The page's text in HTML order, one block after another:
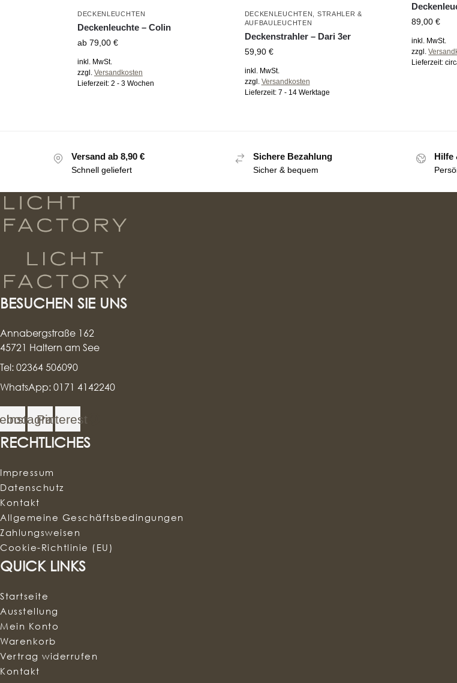
DECKENLEUCHTEN
Deckenleuchte – Colin
ab 79,00 €
inkl. MwSt.
zzgl. Versandkosten
Lieferzeit: 2 - 3 Wochen
DECKENLEUCHTEN
STRAHLER &
AUFBAULEUCHTEN
Deckenstrahler – Dari 3er
59,90 €
inkl. MwSt.
zzgl. Versandkosten
Lieferzeit: 7 - 14 Werktage
89,00€
inkl. MwSt.
zzgl.
Lieferzeit:
Versand ab 8,90 €
Schnell geliefert
Sichere Bezahlung
Sicher & bequem
Hilfe
BESUCHEN SIE UNS
Annabergstraße 162
45721 Haltern am See
Tel: 02364 506090
WhatsApp: 0171 4142240
Instagram
Pinterest
RECHTLICHES
Impressum
Datenschutz
Kontakt
Allgemeine Geschäftsbedingungen
Zahlungsweisen
Cookie-Richtlinie (EU)
QUICK LINKS
Startseite
Ausstellung
Mein Konto
Warenkorb
Vertrag widerrufen
Kontakt